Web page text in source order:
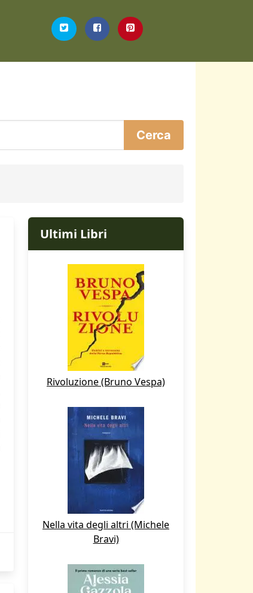
Ultimi Libri
Rivoluzione (Bruno Vespa)
Nella vita degli altri (Michele
Bravi)